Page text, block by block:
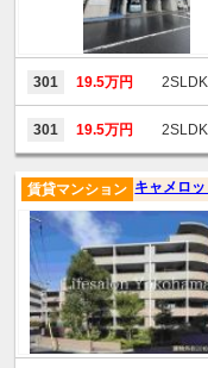
301 19.5万円
301 19.5万円
キャメロ
賃貸マンション